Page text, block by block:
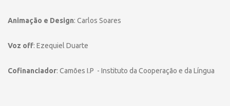
Animação e Design: Carlos Soares
Voz off: Ezequiel Duarte
Cofinanciador: Camões I.P - Instituto da Cooperação e da Língua